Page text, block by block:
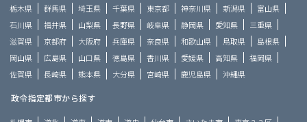
栃木県
群馬県 埼玉県 千葉県 東京都 神奈川県 新潟県
富山県
石川県
福井県 山梨県 長野県 岐阜県 静岡県 愛知県
三重県
滋賀県
京都府 大阪府 兵庫県 奈良県 和歌山県 鳥取県
島根県
岡山県
広島県 山口県 徳島県 香川県 愛媛県 高知県
福岡県
佐賀県
長崎県 熊本県 大分県 宮崎県 鹿児島県 沖縄県
政令指定都市から探す